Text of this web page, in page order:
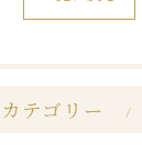
カテゴリー